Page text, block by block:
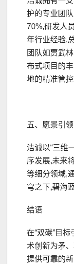
护的专业团
70%,研发人
年行业经验,
团队如贾武
布式项目的
地的精准管控
五、愿景引
洁诚以“三维
序发展,未来
等细分领域,
穹之下,碧海
结语
在“双碳”目
术创新为矛
提供可靠的